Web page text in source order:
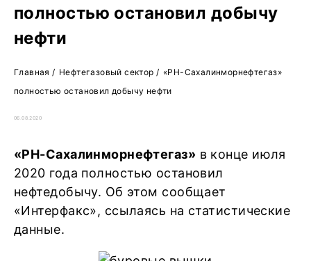
полностью остановил добычу
нефти
Главная / Нефтегазовый сектор/ «РН-Сахалинморнефтегаз»
полностью остановил добычу нефти
06.08.2020
«РН-Сахалинморнефтегаз» в конце июля
2020 года полностью остановил
нефтедобычу. Об этом сообщает
«Интерфакс», ссылаясь на статистические
данные.